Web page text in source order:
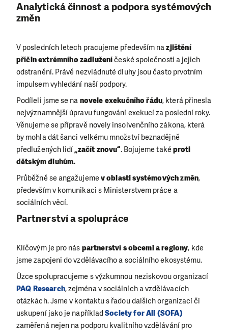
Analytická činnost a podpora systémových
změn
V posledních letech pracujeme především nazjištění
příčin extrémního zadluženíčeské společnosti a jejich
odstranění. Právě nezvládnuté dluhy jsou často prvotním
impulsem vyhledání naší podpory.
Podíleli jsme se na novele exekučního řádu, která přinesla
nejvýznamnější úpravu fungování exekucí za poslední roky.
Věnujeme se přípravě novely insolvenčního zákona, která
by mohla dát šanci velkému množství beznadějně
předlužených lidí„začít znovu“. Bojujeme také proti
dětským dluhům.
Průběžně se angažujeme v oblasti systémových změn,
především v komunikaci s Ministerstvem práce a
sociálních věcí.
Partnerství a spolupráce
Klíčovým je pro nás partnerství s obcemi a regiony, kde
jsme zapojeni do vzdělávacího a sociálního ekosystému.
Úzce spolupracujeme s výzkumnou neziskovou organizací
PAQ Research, zejména v sociálních a vzdělávacích
otázkách. Jsme v kontaktu s řadou dalších organizací či
uskupení jako je napříkladSociety for All (SOFA)
zaměřená nejen na podporu kvalitního vzdělávání pro